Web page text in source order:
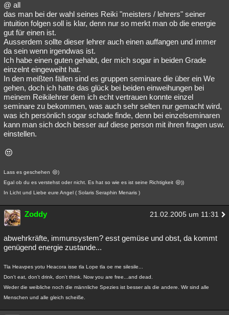
@ all
das man bei der wahl seines Reiki "meisters / lehrers" seiner
intuition folgen soll is klar, denn nur so merkt man ob die energie
gut für einen ist.
Ausserdem sollte dieser lehrer auch einen auffangen und immer
da sein wenn irgendwas ist.
Ich habe einen guten gehabt, der mich sogar in beiden Grade
einzelnt eingeweiht hat.
In den meißten fällen sind es gruppen seminare die über ein We
gehen, doch ich hatte das glück bei beiden einweihungen bei
meinem Reikilehrer dem ich echt vertrauen konnte einzel
seminare zu bekommen, was auch sehr selten nur gemacht wird,
was ich persönlich sogar schade finde, denn bei einzelseminaren
kann man sich doch besser auf diese person mit ihren fragen usw.
einstellen.
Lass es geschehen
)
Egal ob du es verstehst oder nicht. Es hat so wie es ist seine Richtigkeit
))
In Licht und Liebe eure Angel ( Solaris Seraphin Menaris )
Zoddy 21.02.2005 um 11:31
abwehrkräfte, immunsystem? esst gemüse und obst, da kommt
genügend energie zustande...
Tla Heavpes yotu Heacora isse tla Lope tla oe me silesile...
Don't eat, don't drink, don't think. Now you are free...and dead.
Weder die weibliche noch die männliche Spezies ist besser als die andere. Wir sind alle
Menschen und alle gleich scheiße.